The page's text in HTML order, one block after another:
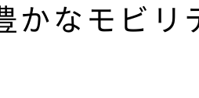
かなモビリ